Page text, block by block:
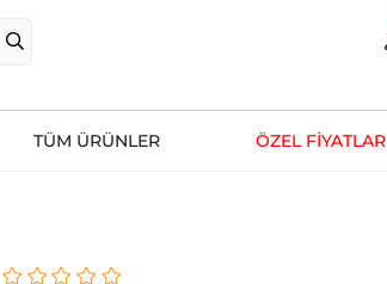
TÜM ÜRÜNLER ÖZEL FİYATLAR